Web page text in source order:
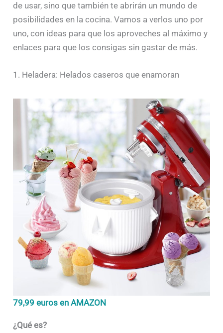
de usar, sino que también te abrirán un mundo de
posibilidades en la cocina. Vamos a verlos uno por
uno, con ideas para que los aproveches al máximo y
enlaces para que los consigas sin gastar de más.
1. Heladera: Helados caseros que enamoran
79,99 euros en AMAZON
¿Qué es?